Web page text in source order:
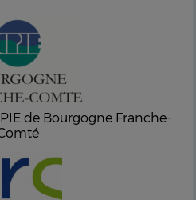
de Bourgogne Franche-